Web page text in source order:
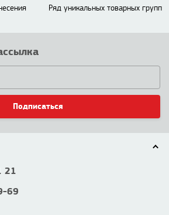
Ряд уникальных товарных групп
Подписаться
21
69